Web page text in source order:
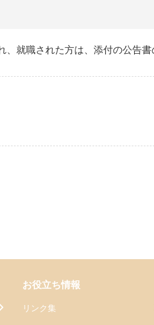
就職された方は、添付の公告書
お役立ち情報
リンク集